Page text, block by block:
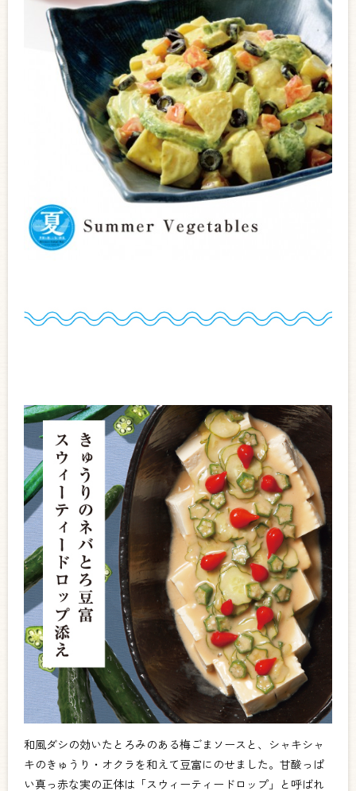
和風ダシの効いたとろみのある梅ごまソースと、シャキシャ
キのきゅうり・オクラを和えて豆富にのせました。甘酸っぱ
い真っ赤な実の正体は「スウィーティードロップ」と呼ばれ